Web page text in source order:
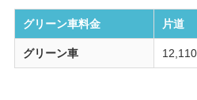
グリーン車料金 片道
グリーン車